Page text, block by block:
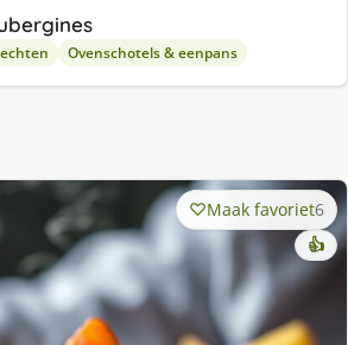
Ovenschotels & eenpans
Maak favoriet6
👍